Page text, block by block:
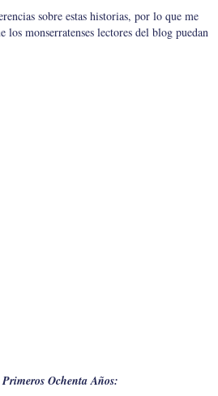
sobre estas historias, por lo que me
los monserratenses lectores del blog puedan
Ochenta Años: